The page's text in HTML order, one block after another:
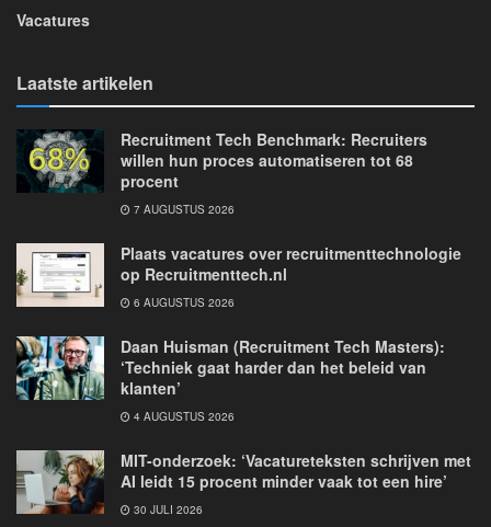
Vacatures
Laatste artikelen
Recruitment Tech Benchmark: Recruiters
willen hun proces automatiseren tot 68
procent
7 AUGUSTUS 2026
Plaats vacatures over recruitmenttechnologie
op Recruitmenttech.nl
6 AUGUSTUS 2026
Daan Huisman (Recruitment Tech Masters):
‘Techniek gaat harder dan het beleid van
klanten’
4 AUGUSTUS 2026
MIT-onderzoek: ‘Vacatureteksten schrijven met
AI leidt 15 procent minder vaak tot een hire’
30 JULI 2026